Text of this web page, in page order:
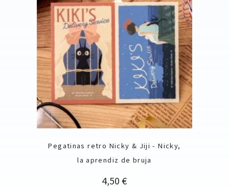
Pegatinas retro Nicky & Jiji - Nicky,
la aprendiz de bruja
Precio
4,50 €